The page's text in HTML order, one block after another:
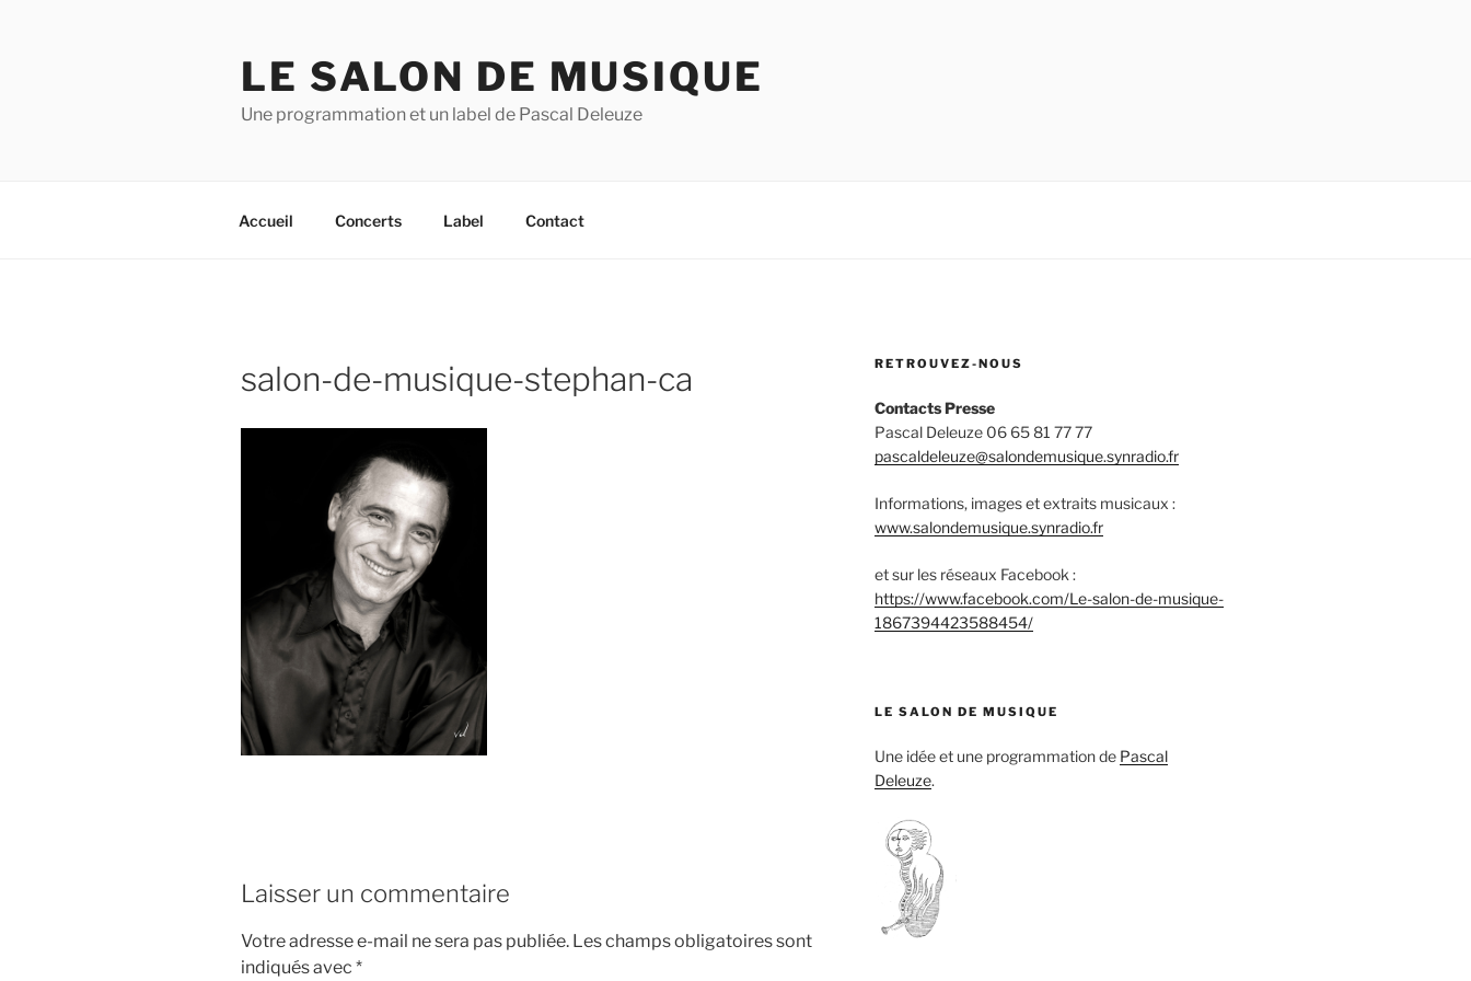
LE SALON DE MUSIQUE
Une programmation et un label de Pascal Deleuze
Accueil Concerts Label Contact
salon-de-musique-stephan-ca
Laisser un commentaire
Votre adresse e-mail ne sera pas publiée. Les champs obligatoires sont
indiqués avec *
RETROUVEZ-NOUS
Contacts Presse
Pascal Deleuze 06 65 81 77 77
pascaldeleuze@salondemusique.synradio.fr
Informations, images et extraits musicaux :
www.salondemusique.synradio.fr
et sur les réseaux Facebook :
https://www.facebook.com/Le-salon-de-musique-
1867394423588454/
LE SALON DE MUSIQUE
Une idée et une programmation de Pascal
Deleuze.